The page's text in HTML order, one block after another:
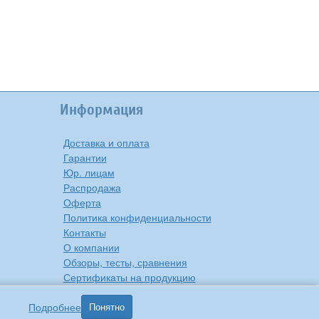
Подробнее Понятно
Информация
Доставка и оплата
Гарантии
Юр. лицам
Распродажа
Оферта
Политика конфиденциальности
Контакты
О компании
Обзоры, тесты, сравнения
Сертификаты на продукцию
Инструкции на русском языке